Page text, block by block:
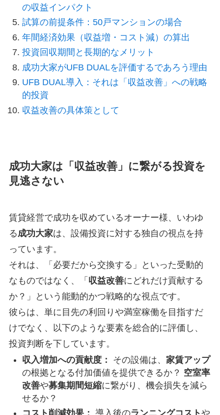
の収益インパクト
試算の前提条件：50戸マンションの場合
年間経済効果（収益増・コスト減）の算出
投資回収期間と長期的なメリット
成功大家がUFB DUALを評価するであろう理由
UFB DUAL導入：それは「収益改善」への戦略
的投資
収益改善の具体策として
成功大家は「収益改善」に繋がる投資を
見逃さない
賃貸経営で成功を収めているオーナー様、いわゆ
る成功大家は、設備投資に対する独自の視点を持
っています。
それは、「必要だから交換する」といった受動的
なものではなく、「 収益改善にどれだけ貢献する
か？」という能動的かつ戦略的な視点です。
彼らは、単に目先の利回りや満室稼働を目指すだ
けでなく、以下のような要素を総合的に評価し、
投資判断を下しています。
収入増加への貢献度：
その設備は、 家賃アップ
の根拠となる付加価値を提供できるか？ 空室率
改善や募集期間短縮に繋がり、機会損失を減ら
せるか？